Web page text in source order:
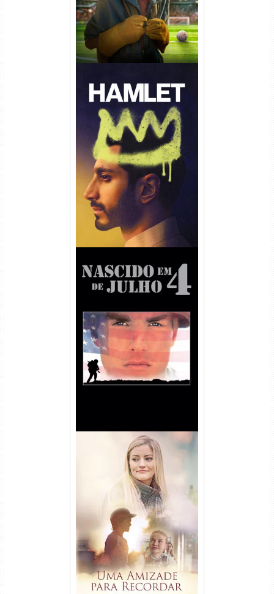
Hamlet Torrent (2026) WEB-
DL 1080p Dual Áudio
Nascido em 4 de Julho
Torrent (1989) WEB-DL 1080p
Dual Áudio
Uma Amizade para Recordar
Torrent (2025) WEB-DL 1080p
Dual Áudio